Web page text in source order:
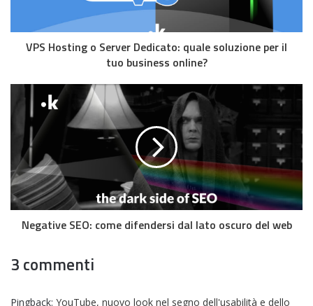
VPS Hosting o Server Dedicato: quale soluzione per il
tuo business online?
Negative SEO: come difendersi dal lato oscuro del web
3 commenti
Pingback: YouTube, nuovo look nel segno dell'usabilità e dello